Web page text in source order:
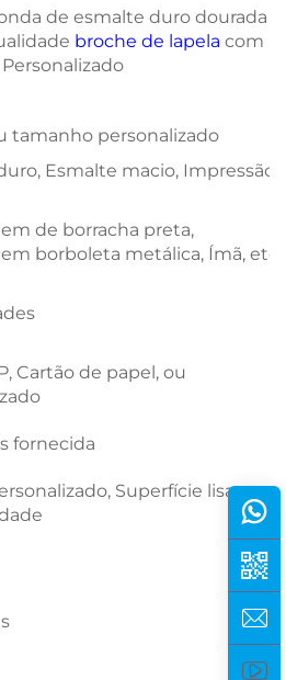
de esmalte duro dourada
broche de lapela com
tamanho personalizado
Esmalte macio, Impressão,
de borracha preta,
borboleta metálica, Ímã, etc
Cartão de papel, ou
fornecida
Superfície lisa e